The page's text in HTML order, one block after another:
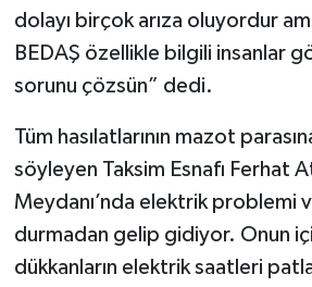
dolayı birçok arıza oluyordur
BEDAŞ özellikle bilgili insanlar
sorunu çözsün” dedi.
Tüm hasılatlarının mazot
söyleyen Taksim Esnafı Ferhat
Meydanı’nda elektrik problemi
durmadan gelip gidiyor. Onun
dükkanların elektrik saatleri